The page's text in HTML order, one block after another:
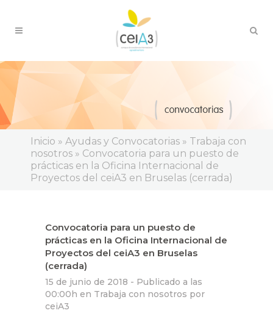
Inicio » Ayudas y Convocatorias » Trabaja con
nosotros » Convocatoria para un puesto de
prácticas en la Oficina Internacional de
Proyectos del ceiA3 en Bruselas (cerrada)
Convocatoria para un puesto de
prácticas en la Oficina Internacional de
Proyectos del ceiA3 en Bruselas
(cerrada)
15 de junio de 2018 - Publicado a las
00:00h en Trabaja con nosotros por
ceiA3